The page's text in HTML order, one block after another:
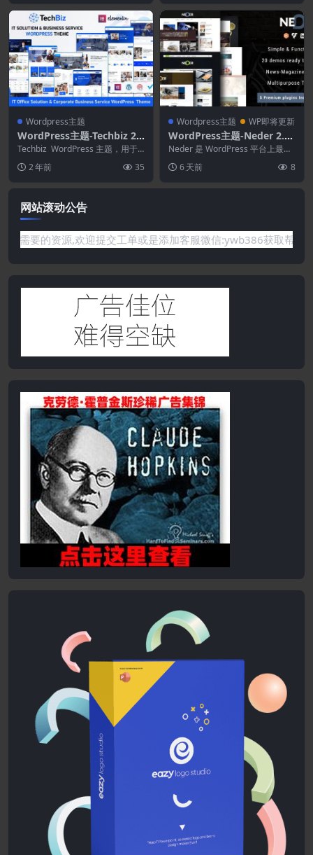
Wordpress主题
WordPress主题-Techbiz 2.
7.2–多功能IT解决方案和业务
咨询WordPress主题
Techbiz WordPress 主题，用于 I
T 解决方案和技术服务。 这...
2 年前 35
Wordpress主题 WP即将更新
WordPress主题-Neder 2.0–
WordPress新闻杂志和博客
主题
Neder 是 WordPress 平台上最佳
的新闻、杂志和博客主题。构建您
的新...6 天前 8
网站滚动公告
你需要的资源,欢迎提交工单或是添加客服微信:ywb386获取帮助